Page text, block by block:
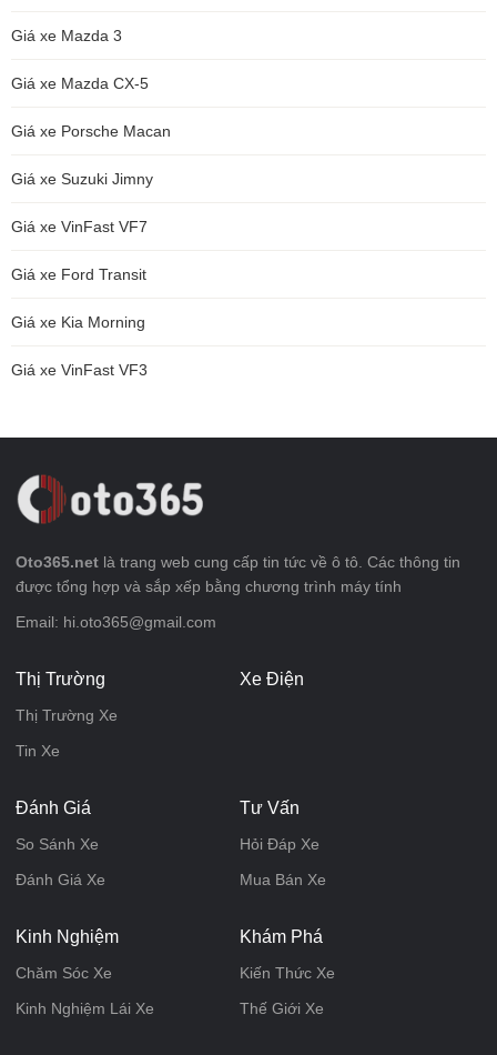
Giá xe Mazda 3
Giá xe Mazda CX-5
Giá xe Porsche Macan
Giá xe Suzuki Jimny
Giá xe VinFast VF7
Giá xe Ford Transit
Giá xe Kia Morning
Giá xe VinFast VF3
Oto365.net là trang web cung cấp tin tức về ô tô. Các thông tin
được tổng hợp và sắp xếp bằng chương trình máy tính
Email: hi.oto365@gmail.com
Thị Trường
Thị Trường Xe
Tin Xe
Xe Điện
Đánh Giá
So Sánh Xe
Đánh Giá Xe
Tư Vấn
Hỏi Đáp Xe
Mua Bán Xe
Kinh Nghiệm
Chăm Sóc Xe
Kinh Nghiệm Lái Xe
Khám Phá
Kiến Thức Xe
Thế Giới Xe